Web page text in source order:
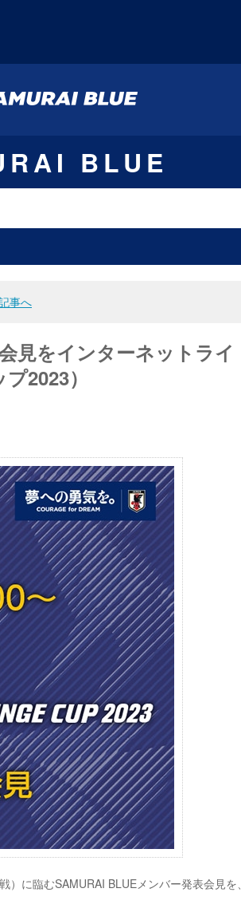
BLUE
事へ
見をインターネットライ
2023）
に臨むSAMURAI BLUEメンバー発表会見を、